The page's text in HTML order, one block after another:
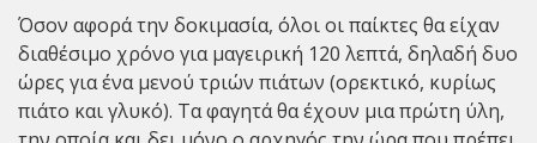
Όσον αφορά την δοκιμασία, όλοι οι παίκτες θα είχαν
διαθέσιμο χρόνο για μαγειρική 120 λεπτά, δηλαδή δυο
ώρες για ένα μενού τριών πιάτων (ορεκτικό, κυρίως
πιάτο και γλυκό). Τα φαγητά θα έχουν μια πρώτη ύλη,